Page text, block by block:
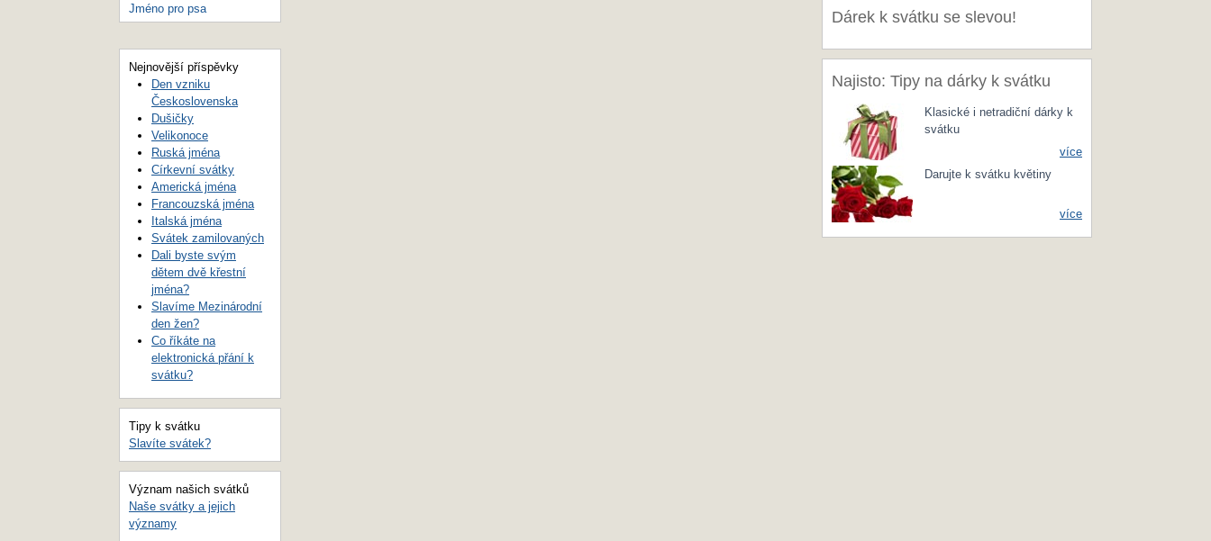
Dárek k svátku se slevou!
Najisto: Tipy na dárky k svátku
Klasické i netradiční dárky k
svátku
více
Darujte k svátku květiny
více
Jméno pro psa
Nejnovější příspěvky
Den vzniku
Československa
Dušičky
Velikonoce
Ruská jména
Církevní svátky
Americká jména
Francouzská jména
Italská jména
Svátek zamilovaných
Dali byste svým
dětem dvě křestní
jména?
Slavíme Mezinárodní
den žen?
Co říkáte na
elektronická přání k
svátku?
Tipy k svátku
Slavíte svátek?
Význam našich svátků
Naše svátky a jejich
významy